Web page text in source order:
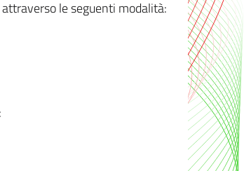
le seguenti modalità: